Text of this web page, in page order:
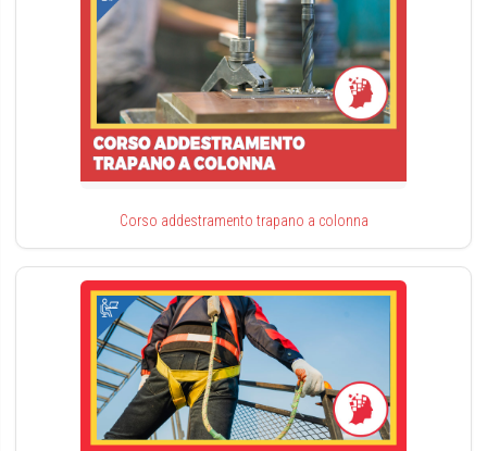
Corso addestramento trapano a colonna